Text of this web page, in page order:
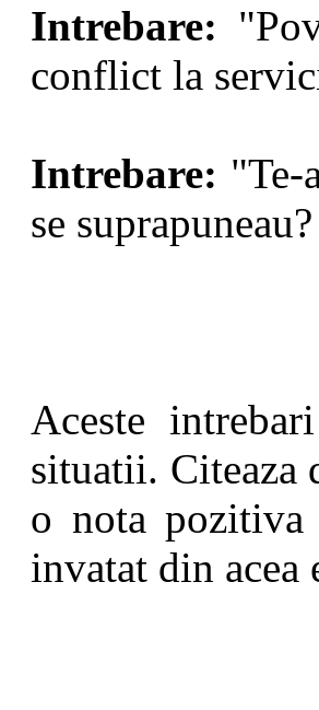
Intrebare:
conflict la
Intrebare: "Te-
se
Aceste
situatii. Citeaza
o nota
invatat din acea